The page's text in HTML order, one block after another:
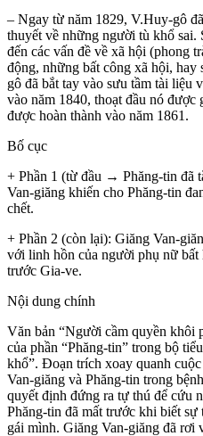
– Ngay từ năm 1829, V.Huy-gô
thuyết về những người tù khổ sai.
đến các vấn đề về xã hội (phong
động, những bất công xã hội,
gô đã bắt tay vào sưu tầm tài liệu
vào năm 1840, thoạt đầu nó
được hoàn thành vào năm 1861.
Bố cục
+ Phần 1 (từ đầu → Phăng-tin đã
Van-giăng khiến cho Phăng-tin
chết.
+ Phần 2 (còn lại): Giăng Van-
với linh hồn của người phụ nữ bất
trước Gia-ve.
Nội dung chính
Văn bản “Người cầm quyền khôi
của phần “Phăng-tin” trong bộ
khổ”. Đoạn trích xoay quanh
Van-giăng và Phăng-tin trong
quyết định đứng ra tự thú để cứu
Phăng-tin đã mất trước khi biết
gái mình. Giăng Van-giăng đã rơi